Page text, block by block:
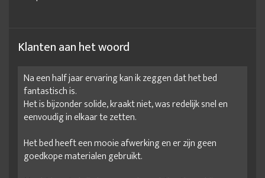
Klanten aan het woord
Na een half jaar ervaring kan ik zeggen dat het bed
fantastisch is.
Het is bijzonder solide, kraakt niet, was redelijk snel en
eenvoudig in elkaar te zetten.
Het bed heeft een mooie afwerking en er zijn geen
goedkope materialen gebruikt.